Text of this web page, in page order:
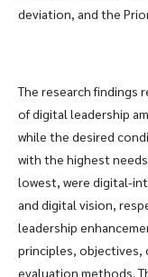
deviation, and the
The research findings
of digital leadership
while the desired
with the highest
lowest, were digital-
and digital vision,
leadership
principles, objectives,
evaluation methods.